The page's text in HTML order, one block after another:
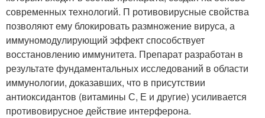
современных технологий. П ротивовирусные свойства
позволяют ему блокировать размножение вируса, а
иммуномодулирующий эффект способствует
восстановлению иммунитета. Препарат разработан в
результате фундаментальных исследований в области
иммунологии, доказавших, что в присутствии
антиоксидантов (витамины С, Е и другие) усиливается
противовирусное действие интерферона.